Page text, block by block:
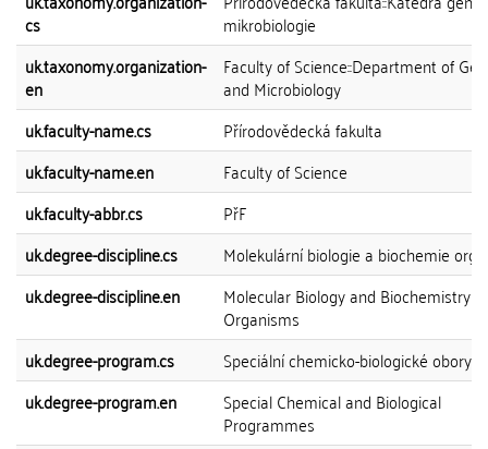
cs
mikrobiologie
uk.taxonomy.organization-
en
Faculty of Science::Department of
and Microbiology
uk.faculty-name.cs
Přírodovědecká fakulta
uk.faculty-name.en
Faculty of Science
uk.faculty-abbr.cs
PřF
uk.degree-discipline.cs
Molekulární biologie a biochemie
uk.degree-discipline.en
Molecular Biology and Biochemistry of
Organisms
uk.degree-program.cs
Speciální chemicko-biologické obory
uk.degree-program.en
Special Chemical and Biological
Programmes